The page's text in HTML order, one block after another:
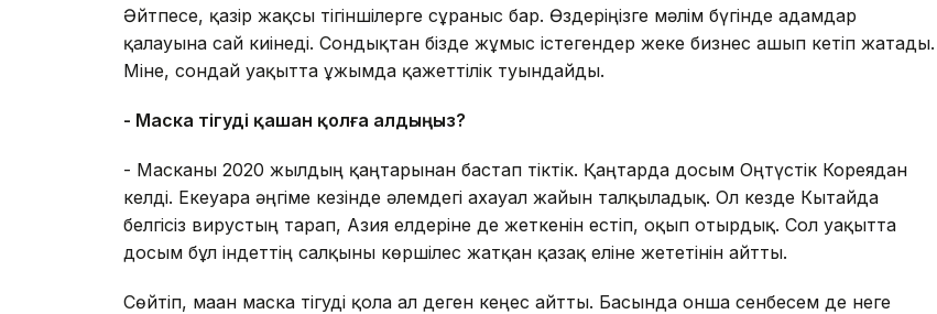
Әйтпесе, қазір жақсы тігіншілерге сұраныс бар. Өздеріңізге мәлім бүгінде адамдар
қалауына сай киінеді. Сондықтан бізде жұмыс істегендер жеке бизнес ашып кетіп жатады.
Міне, сондай уақытта ұжымда қажеттілік туындайды.
- Маска тігуді қашан қолға алдыңыз?
- Масканы 2020 жылдың қаңтарынан бастап тіктік. Қаңтарда досым Оңтүстік Кореядан
келді. Екеуара әңгіме кезінде әлемдегі ахауал жайын талқыладық. Ол кезде Кытайда
белгісіз вирустың тарап, Азия елдеріне де жеткенін естіп, оқып отырдық. Сол уақытта
досым бұл індеттің салқыны көршілес жатқан қазақ еліне жететінін айтты.
Сөйтіп, маған маска тігуді қолға ал деген кеңес айтты. Басында онша сенбесем де неге